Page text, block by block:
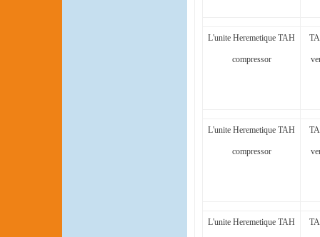
L'unite Heremetique TAH
compressor
L'unite Heremetique TAH
compressor
L'unite Heremetique TAH